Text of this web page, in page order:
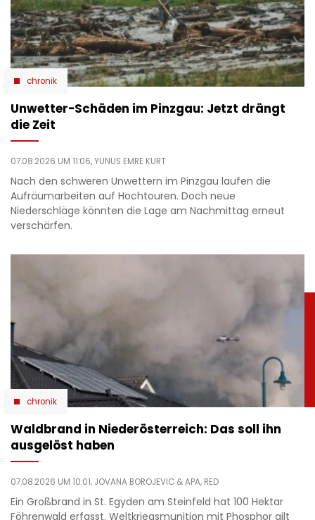
chronik
Unwetter-Schäden im Pinzgau: Jetzt drängt
die Zeit
07.08.2026 UM 11:06,YUNUS EMRE KURT
Nach den schweren Unwettern im Pinzgau laufen die
Aufräumarbeiten auf Hochtouren. Doch neue
Niederschläge könnten die Lage am Nachmittag erneut
verschärfen.
chronik
Waldbrand in Niederösterreich: Das soll ihn
ausgelöst haben
07.08.2026 UM 10:01, JOVANA BOROJEVIC & APA, RED
Ein Großbrand in St. Egyden am Steinfeld hat 100 Hektar
Föhrenwald erfasst. Weltkriegsmunition mit Phosphor gilt